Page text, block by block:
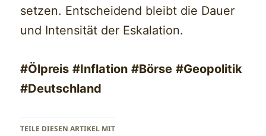
setzen. Entscheidend bleibt die Dauer
und Intensität der Eskalation.
#Ölpreis #Inflation #Börse #Geopolitik
#Deutschland
TEILE DIESEN ARTIKEL MIT